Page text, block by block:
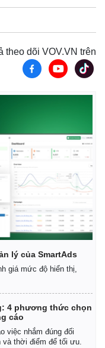
theo dõi VOV.VN trên
lý của SmartAds
giá mức độ hiển thị,
4 phương thức chọn
cáo
việc nhắm đúng đối
thời điểm để tối ưu.